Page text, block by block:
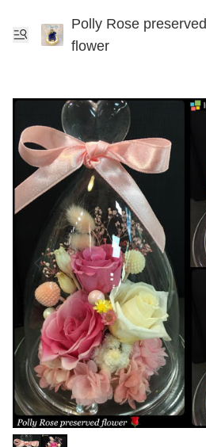
Polly Rose preserved
flower